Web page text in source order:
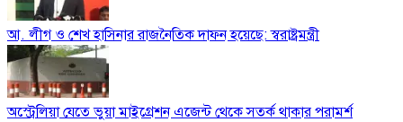
আ. লীগ ও শেখ হাসিনার রাজনৈতিক দাফন হয়েছে: স্বরাষ্ট্রমন্ত্রী
অস্ট্রেলিয়া যেতে ভুয়া মাইগ্রেশন এজেন্ট থেকে সতর্ক থাকার পরামর্শ